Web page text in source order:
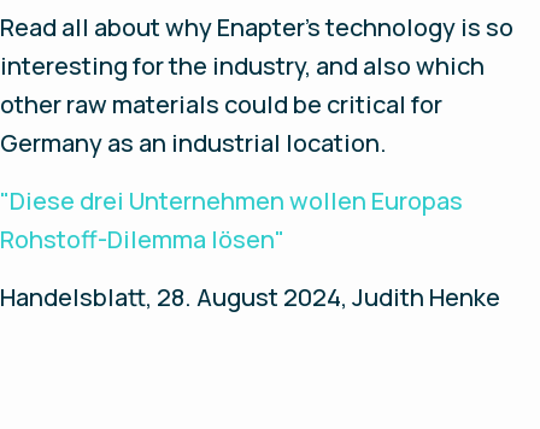
Read all about why Enapter's technology is so
interesting for the industry, and also which
other raw materials could be critical for
Germany as an industrial location.
"Diese drei Unternehmen wollen Europas
Rohstoff-Dilemma lösen"
Handelsblatt, 28. August 2024, Judith Henke